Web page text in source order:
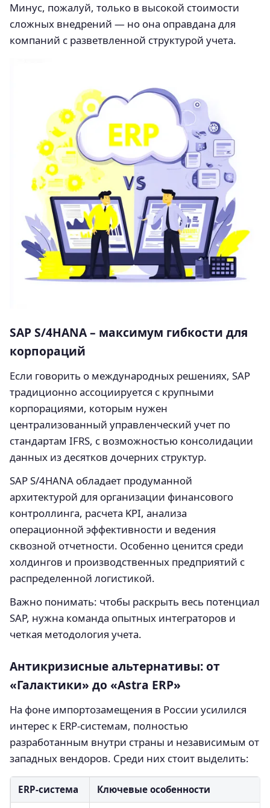
Минус, пожалуй, только в высокой стоимости
сложных внедрений — но она оправдана для
компаний с разветвленной структурой учета.
SAP S/4HANA – максимум гибкости для
корпораций
Если говорить о международных решениях, SAP
традиционно ассоциируется с крупными
корпорациями, которым нужен
централизованный управленческий учет по
стандартам IFRS, с возможностью консолидации
данных из десятков дочерних структур.
SAP S/4HANA обладает продуманной
архитектурой для организации финансового
контроллинга, расчета KPI, анализа
операционной эффективности и ведения
сквозной отчетности. Особенно ценится среди
холдингов и производственных предприятий с
распределенной логистикой.
Важно понимать: чтобы раскрыть весь потенциал
SAP, нужна команда опытных интеграторов и
четкая методология учета.
Антикризисные альтернативы: от
«Галактики» до «Astra ERP»
На фоне импортозамещения в России усилился
интерес к ERP-системам, полностью
разработанным внутри страны и независимым от
западных вендоров. Среди них стоит выделить:
ERP-система Ключевые особенности